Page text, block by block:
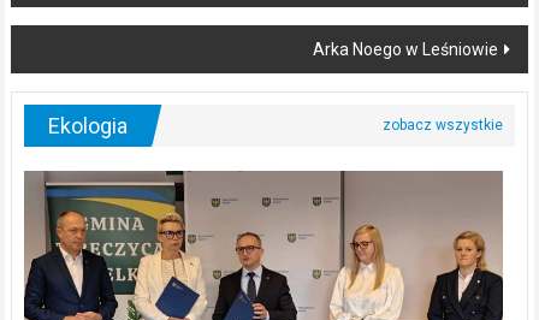
navigation
Arka Noego w Leśniowie
Ekologia